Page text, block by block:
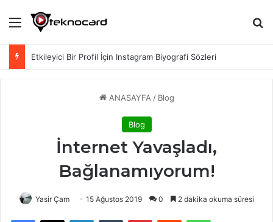
Menü
Etkileyici Bir Profil İçin Instagram Biyografi Sözleri
ANASAYFA / Blog
Blog
İnternet Yavaşladı,
Bağlanamıyorum!
Yasir Çam 15 Ağustos 2019 0 2 dakika okuma süresi
Facebook
X LinkedInTumblr PinterestReddit WhatsApp